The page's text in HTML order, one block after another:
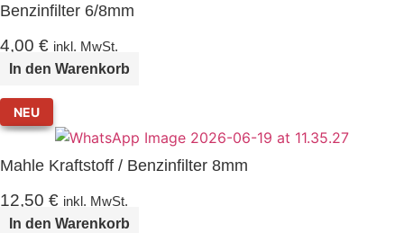
Benzinfilter 6/8mm
4,00 € inkl. MwSt.
In den Warenkorb
NEU
Mahle Kraftstoff / Benzinfilter 8mm
12,50 € inkl. MwSt.
In den Warenkorb